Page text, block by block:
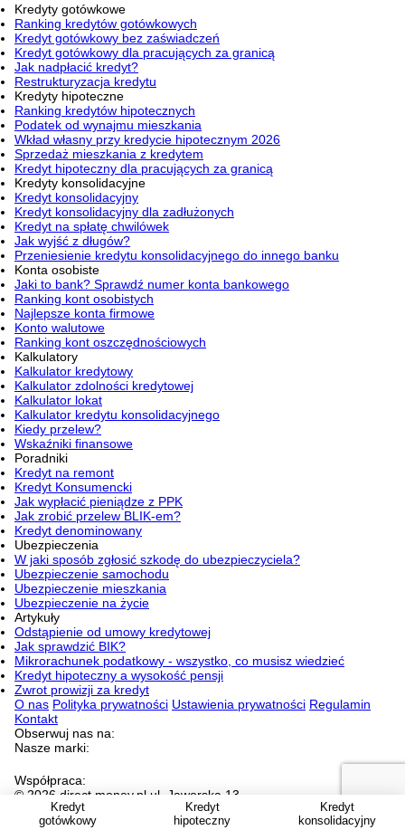
Kredyt
gotówkowy
Kredyt
hipoteczny
Kredyt
konsolidacyjny
Kredyty gotówkowe
Ranking kredytów gotówkowych
Kredyt gotówkowy bez zaświadczeń
Kredyt gotówkowy dla pracujących za granicą
Jak nadpłacić kredyt?
Restrukturyzacja kredytu
Kredyty hipoteczne
Ranking kredytów hipotecznych
Podatek od wynajmu mieszkania
Wkład własny przy kredycie hipotecznym 2026
Sprzedaż mieszkania z kredytem
Kredyt hipoteczny dla pracujących za granicą
Kredyty konsolidacyjne
Kredyt konsolidacyjny
Kredyt konsolidacyjny dla zadłużonych
Kredyt na spłatę chwilówek
Jak wyjść z długów?
Przeniesienie kredytu konsolidacyjnego do innego banku
Konta osobiste
Jaki to bank? Sprawdź numer konta bankowego
Ranking kont osobistych
Najlepsze konta firmowe
Konto walutowe
Ranking kont oszczędnościowych
Kalkulatory
Kalkulator kredytowy
Kalkulator zdolności kredytowej
Kalkulator lokat
Kalkulator kredytu konsolidacyjnego
Kiedy przelew?
Wskaźniki finansowe
Poradniki
Kredyt na remont
Kredyt Konsumencki
Jak wypłacić pieniądze z PPK
Jak zrobić przelew BLIK-em?
Kredyt denominowany
Ubezpieczenia
W jaki sposób zgłosić szkodę do ubezpieczyciela?
Ubezpieczenie samochodu
Ubezpieczenie mieszkania
Ubezpieczenie na życie
Artykuły
Odstąpienie od umowy kredytowej
Jak sprawdzić BIK?
Mikrorachunek podatkowy - wszystko, co musisz wiedzieć
Kredyt hipoteczny a wysokość pensji
Zwrot prowizji za kredyt
O nas Polityka prywatności Ustawienia prywatności Regulamin
Kontakt
Obserwuj nas na:
Nasze marki:
Współpraca:
© 2026 direct.money.pl ul. Jaworska 13,
53-612 Wrocław NIP 897-16-52-608
Jesteśmy częścią WP
Holding SA